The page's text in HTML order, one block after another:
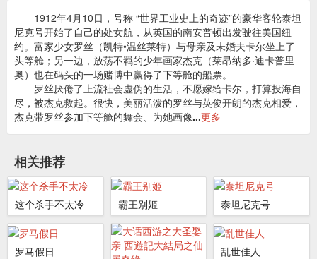
1912年4月10日，号称 “世界工业史上的奇迹”的豪华客轮泰坦
尼克号开始了自己的处女航，从英国的南安普顿出发驶往美国纽
约。富家少女罗丝（凯特•温丝莱特）与母亲及未婚夫卡尔坐上了
头等舱；另一边，放荡不羁的少年画家杰克（莱昂纳多·迪卡普里
奥）也在码头的一场赌博中赢得了下等舱的船票。
罗丝厌倦了上流社会虚伪的生活，不愿嫁给卡尔，打算投海自
尽，被杰克救起。很快，美丽活泼的罗丝与英俊开朗的杰克相爱，
杰克带罗丝参加下等舱的舞会、为她画像...更多
相关推荐
这个杀手不太冷 霸王别姬 泰坦尼克号
罗马假日
乱世佳人